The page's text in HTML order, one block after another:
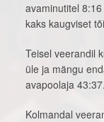
avaminutitel
kaks kaugviset
Teisel veerandil
üle ja mängu
avapoolaja 43:37.
Kolmandal